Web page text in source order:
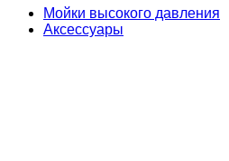
Мойки высокого давления
Аксессуары